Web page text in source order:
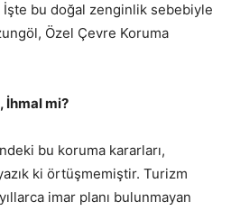
İşte bu doğal zenginlik sebebiyle
Özel Çevre Koruma
mi?
bu koruma kararları,
ki örtüşmemiştir. Turizm
imar planı bulunmayan